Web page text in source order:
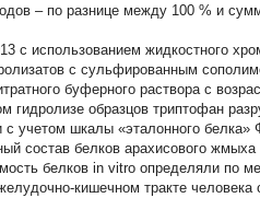
– по разнице между 100 % и
с использованием жидкостного
с сульфированным
буферного раствора с
гидролизе образцов триптофан
с учетом шкалы «эталонного
состав белков арахисового
белков in vitro определяли по
кишечном тракте